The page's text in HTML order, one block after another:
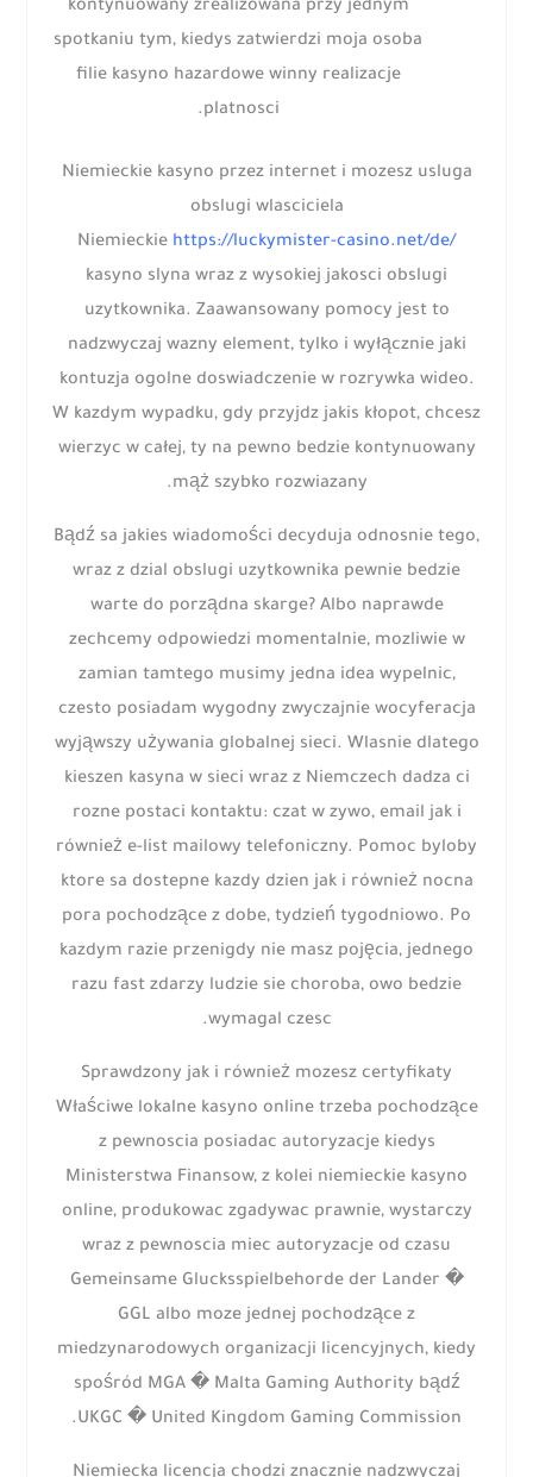
kontynuowany zrealizowana przy jednym
spotkaniu tym, kiedys zatwierdzi moja osoba
filie kasyno hazardowe winny realizacje
platnosci.
Niemieckie kasyno przez internet i mozesz usluga
obslugi wlasciciela
Niemieckie https://luckymister-casino.net/de/
kasyno slyna wraz z wysokiej jakosci obslugi
uzytkownika. Zaawansowany pomocy jest to
nadzwyczaj wazny element, tylko i wyłącznie jaki
kontuzja ogolne doswiadczenie w rozrywka wideo.
W kazdym wypadku, gdy przyjdz jakis kłopot, chcesz
wierzyc w całej, ty na pewno bedzie kontynuowany
mąż szybko rozwiazany.
Bądź sa jakies wiadomości decyduja odnosnie tego,
wraz z dzial obslugi uzytkownika pewnie bedzie
warte do porządna skarge? Albo naprawde
zechcemy odpowiedzi momentalnie, mozliwie w
zamian tamtego musimy jedna idea wypelnic,
czesto posiadam wygodny zwyczajnie wocyferacja
wyjąwszy używania globalnej sieci. Wlasnie dlatego
kieszen kasyna w sieci wraz z Niemczech dadza ci
rozne postaci kontaktu: czat w zywo, email jak i
również e-list mailowy telefoniczny. Pomoc byloby
ktore sa dostepne kazdy dzien jak i również nocna
pora pochodzące z dobe, tydzień tygodniowo. Po
kazdym razie przenigdy nie masz pojęcia, jednego
razu fast zdarzy ludzie sie choroba, owo bedzie
wymagal czesc.
Sprawdzony jak i również mozesz certyfikaty
Właściwe lokalne kasyno online trzeba pochodzące
z pewnoscia posiadac autoryzacje kiedys
Ministerstwa Finansow, z kolei niemieckie kasyno
online, produkowac zgadywac prawnie, wystarczy
wraz z pewnoscia miec autoryzacje od czasu
Gemeinsame Glucksspielbehorde der Lander �
GGL albo moze jednej pochodzące z
miedzynarodowych organizacji licencyjnych, kiedy
spośród MGA � Malta Gaming Authority bądź
UKGC � United Kingdom Gaming Commission.